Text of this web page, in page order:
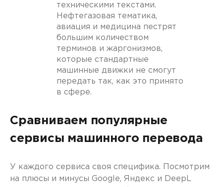
техническими текстами.
Нефтегазовая тематика,
авиация и медицина пестрят
большим количеством
терминов и жаргонизмов,
которые стандартные
машинные движки не смогут
передать так, как это принято
в сфере.
Сравниваем популярные
сервисы машинного перевода
У каждого сервиса своя специфика. Посмотрим
на плюсы и минусы Google, Яндекс и DeepL